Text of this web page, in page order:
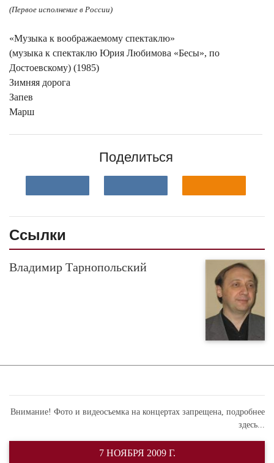
(Первое исполнение в России)
«Музыка к воображаемому спектаклю»
(музыка к спектаклю Юрия Любимова «Бесы», по
Достоевскому) (1985)
Зимняя дорога
Запев
Марш
Поделиться
Ссылки
Владимир Тарнопольский
Внимание! Фото и видеосъемка на концертах запрещена, подробнее
здесь...
7 НОЯБРЯ 2009 Г.